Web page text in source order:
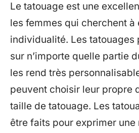
Le tatouage est une
les femmes qui cherchent à
individualité. Les tatouages
sur n’importe quelle partie
les rend très
peuvent choisir leur propre
taille de tatouage. Les
être faits pour exprimer